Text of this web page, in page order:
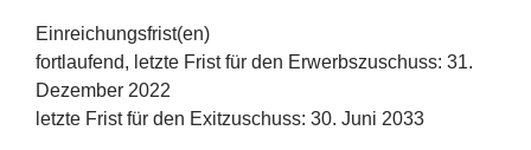
Presse
Aktuelles
Einreichungsfrist(en)
fortlaufend, letzte Frist für den Erwerbszuschuss: 31.
Dezember 2022
letzte Frist für den Exitzuschuss: 30. Juni 2033